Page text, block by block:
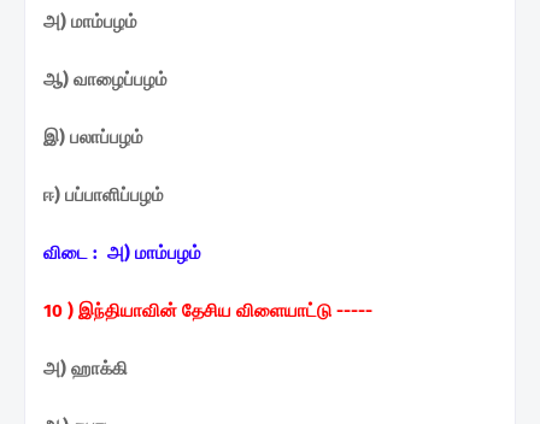
அ) மாம்பழம்
ஆ) வாழைப்பழம்
இ) பலாப்பழம்
ஈ) பப்பாளிப்பழம்
விடை : அ) மாம்பழம்
10 ) இந்தியாவின் தேசிய விளையாட்டு -----
அ) ஹாக்கி